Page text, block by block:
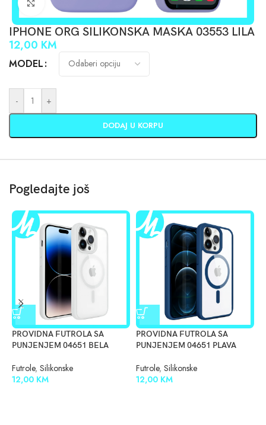
Click to enlarge
IPHONE ORG SILIKONSKA MASKA 03553 LILA
12,00 KM
MODEL
- +
DODAJ U KORPU
Pogledajte još
PROVIDNA FUTROLA SA
PUNJENJEM 04651 BELA
Futrole, Silikonske
12,00 KM
PROVIDNA FUTROLA SA
PUNJENJEM 04651 PLAVA
Futrole, Silikonske
12,00 KM